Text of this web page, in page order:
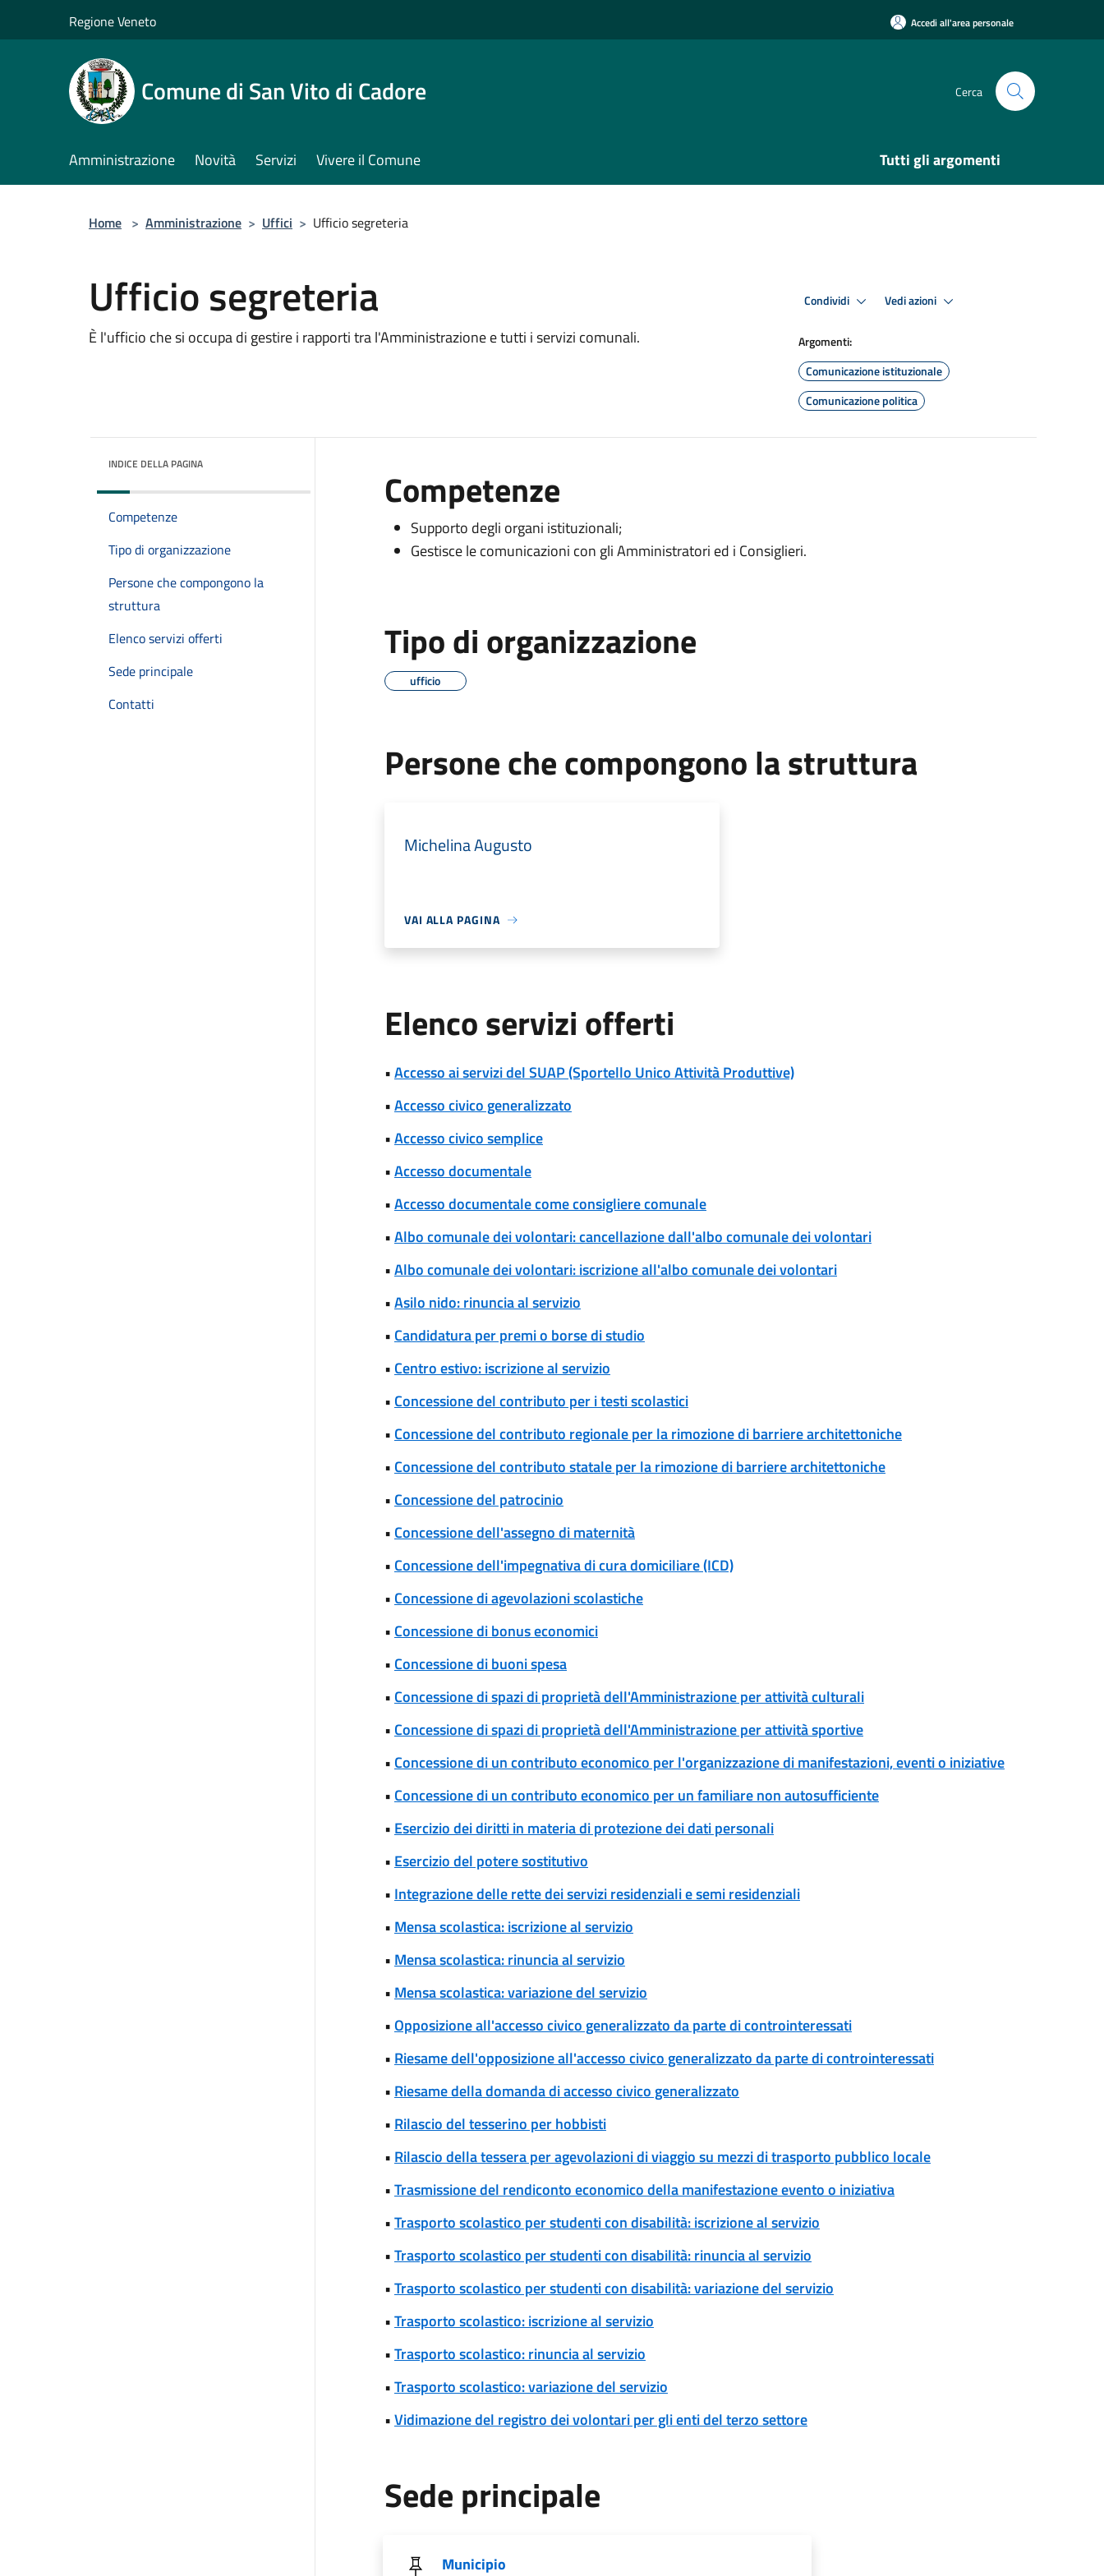
Regione Veneto Accedi all'area personale
Comune di San Vito di Cadore Cerca
Amministrazione Novità Servizi Vivere il Comune Tutti gli argomenti
Home > Amministrazione > Uffici > Ufficio segreteria
Ufficio segreteria
È l'ufficio che si occupa di gestire i rapporti tra l'Amministrazione e tutti i servizi comunali.
Condividi Vedi azioni
Argomenti:
Comunicazione istituzionale
Comunicazione politica
INDICE DELLA PAGINA
Competenze
Tipo di organizzazione
Persone che compongono la
struttura
Elenco servizi offerti
Sede principale
Contatti
Competenze
Supporto degli organi istituzionali;
Gestisce le comunicazioni con gli Amministratori ed i Consiglieri.
Tipo di organizzazione
ufficio
Persone che compongono la struttura
Michelina Augusto
VAI ALLA PAGINA
Elenco servizi offerti
•Accesso ai servizi del SUAP (Sportello Unico Attività Produttive)
•Accesso civico generalizzato
•Accesso civico semplice
•Accesso documentale
•Accesso documentale come consigliere comunale
•Albo comunale dei volontari: cancellazione dall'albo comunale dei volontari
•Albo comunale dei volontari: iscrizione all'albo comunale dei volontari
•Asilo nido: rinuncia al servizio
• Candidatura per premi o borse di studio
• Centro estivo: iscrizione al servizio
• Concessione del contributo per i testi scolastici
• Concessione del contributo regionale per la rimozione di barriere architettoniche
• Concessione del contributo statale per la rimozione di barriere architettoniche
• Concessione del patrocinio
• Concessione dell'assegno di maternità
• Concessione dell'impegnativa di cura domiciliare (ICD)
• Concessione di agevolazioni scolastiche
• Concessione di bonus economici
• Concessione di buoni spesa
• Concessione di spazi di proprietà dell'Amministrazione per attività culturali
• Concessione di spazi di proprietà dell'Amministrazione per attività sportive
• Concessione di un contributo economico per l'organizzazione di manifestazioni, eventi o iniziative
• Concessione di un contributo economico per un familiare non autosufficiente
• Esercizio dei diritti in materia di protezione dei dati personali
• Esercizio del potere sostitutivo
• Integrazione delle rette dei servizi residenziali e semi residenziali
• Mensa scolastica: iscrizione al servizio
• Mensa scolastica: rinuncia al servizio
• Mensa scolastica: variazione del servizio
•Opposizione all'accesso civico generalizzato da parte di controinteressati
• Riesame dell'opposizione all'accesso civico generalizzato da parte di controinteressati
• Riesame della domanda di accesso civico generalizzato
• Rilascio del tesserino per hobbisti
• Rilascio della tessera per agevolazioni di viaggio su mezzi di trasporto pubblico locale
•Trasmissione del rendiconto economico della manifestazione evento o iniziativa
•Trasporto scolastico per studenti con disabilità: iscrizione al servizio
•Trasporto scolastico per studenti con disabilità: rinuncia al servizio
•Trasporto scolastico per studenti con disabilità: variazione del servizio
•Trasporto scolastico: iscrizione al servizio
•Trasporto scolastico: rinuncia al servizio
•Trasporto scolastico: variazione del servizio
•Vidimazione del registro dei volontari per gli enti del terzo settore
Sede principale
Municipio